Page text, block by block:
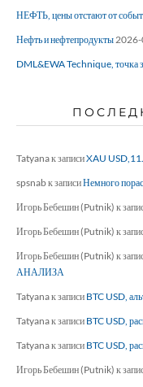
НЕФТЬ, цены отстают от
Нефть и нефтепродукты
DML&EWA Technique, точка
Tatyanaк записиXAU
spsnabк записиНемного
Игорь Бебешин (Putnik) к
Игорь Бебешин (Putnik) к
Игорь Бебешин (Putnik) к
АНАЛИЗА
Tatyanaк записи BTC USD,
Tatyanaк записи BTC USD,
Tatyanaк записи BTC USD,
Игорь Бебешин (Putnik) к